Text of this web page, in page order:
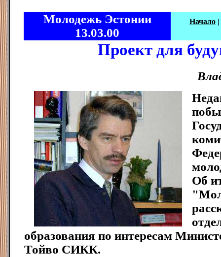
Молодежь Эстонии
13.03.00
Начало |
Пpоект для
Об
образования по интересам
Тойво СИКК.